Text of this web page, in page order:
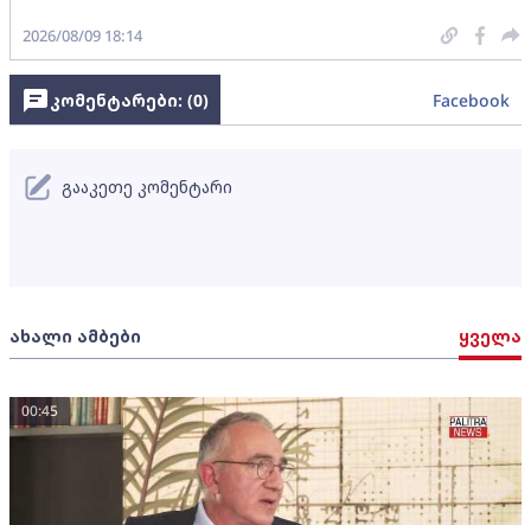
2026/08/09 18:14
ახალი ამბები ყველა
00:45
კომენტარები: (0) Facebook
გააკეთე კომენტარი